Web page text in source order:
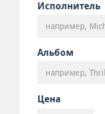
Исполнитель
Альбом
Цена